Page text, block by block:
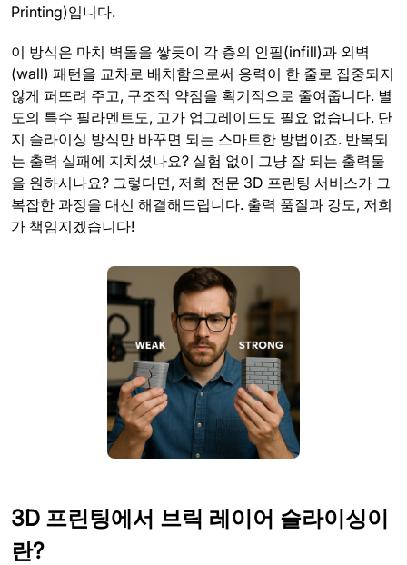
Printing)입니다.
이 방식은 마치 벽돌을 쌓듯이 각 층의 인필(infill)과 외벽
(wall) 패턴을 교차로 배치함으로써 응력이 한 줄로 집중되지
않게 퍼뜨려 주고, 구조적 약점을 획기적으로 줄여줍니다. 별
도의 특수 필라멘트도, 고가 업그레이드도 필요 없습니다. 단
지 슬라이싱 방식만 바꾸면 되는 스마트한 방법이죠. 반복되
는 출력 실패에 지치셨나요? 실험 없이 그냥 잘 되는 출력물
을 원하시나요? 그렇다면, 저희 전문 3D 프린팅 서비스가 그
복잡한 과정을 대신 해결해드립니다. 출력 품질과 강도, 저희
가 책임지겠습니다!
3D 프린팅에서 브릭 레이어 슬라이싱이
란?